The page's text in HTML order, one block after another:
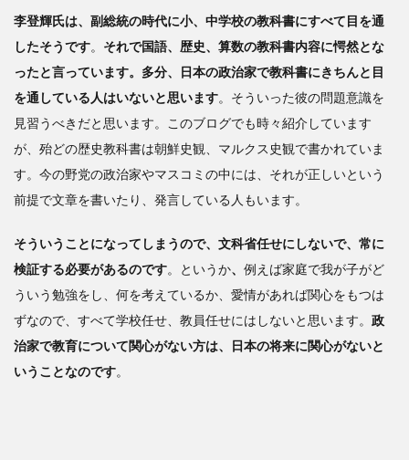
李登輝氏は、副総統の時代に小、中学校の教科書にすべて目を通
したそうです。 それで国語、歴史、算数の教科書内容に愕然とな
ったと言っています。多分、日本の政治家で教科書にきちんと目
を通している人はいないと思います。そういった彼の問題意識を
見習うべきだと思います。このブログでも時々紹介しています
が、殆どの歴史教科書は朝鮮史観、マルクス史観で書かれていま
す。今の野党の政治家やマスコミの中には、それが正しいという
前提で文章を書いたり、発言している人もいます。
そういうことになってしまうので、文科省任せにしないで、常に
検証する必要があるのです。というか、 例えば家庭で我が子がど
ういう勉強をし、何を考えているか、愛情があれば関心をもつは
ずなので、すべて学校任せ、教員任せにはしないと思います。 政
治家で教育について関心がない方は、日本の将来に関心がないと
いうことなのです。